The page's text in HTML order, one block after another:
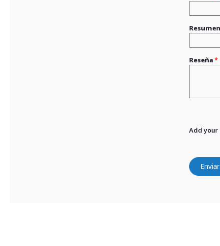
Resumen
Reseña
Add your